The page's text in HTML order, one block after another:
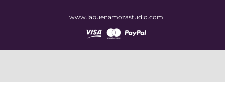
www.labuenamozastudio.com